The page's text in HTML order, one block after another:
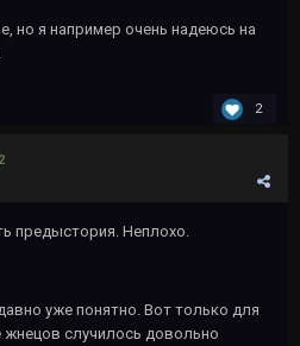
но я например очень надеюсь на
2
предыстория. Неплохо.
уже понятно. Вот только для
случилось довольно